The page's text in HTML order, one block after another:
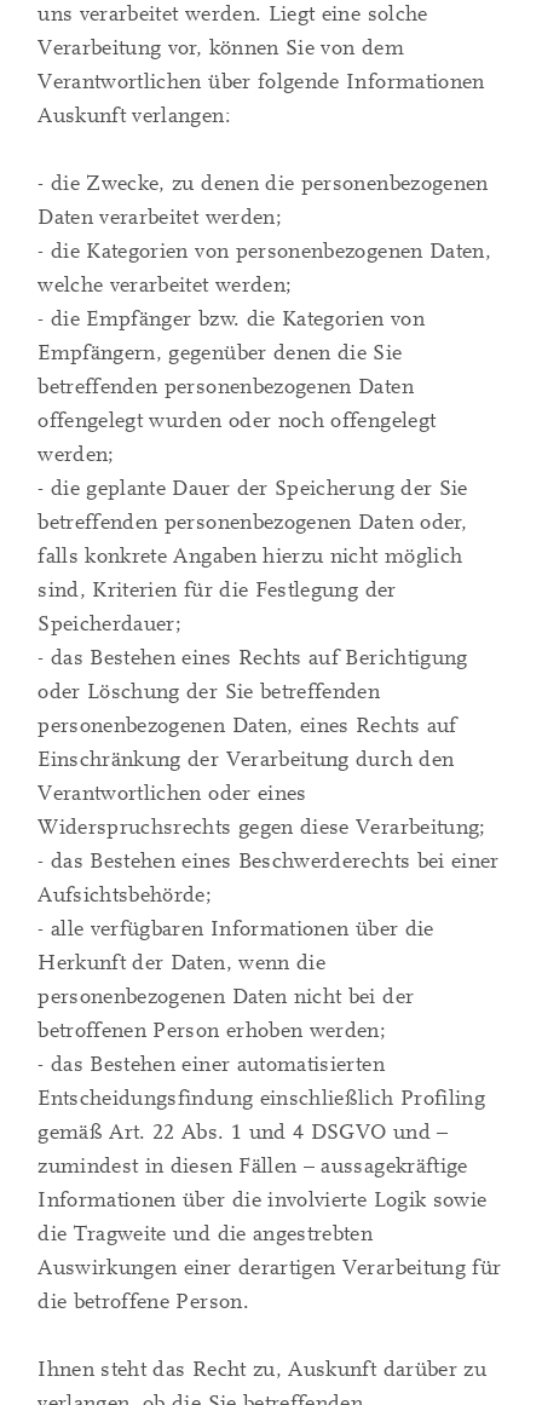
uns verarbeitet werden. Liegt eine solche
Verarbeitung vor, können Sie von dem
Verantwortlichen über folgende Informationen
Auskunft verlangen:
- die Zwecke, zu denen die personenbezogenen
Daten verarbeitet werden;
- die Kategorien von personenbezogenen Daten,
welche verarbeitet werden;
- die Empfänger bzw. die Kategorien von
Empfängern, gegenüber denen die Sie
betreffenden personenbezogenen Daten
offengelegt wurden oder noch offengelegt
werden;
- die geplante Dauer der Speicherung der Sie
betreffenden personenbezogenen Daten oder,
falls konkrete Angaben hierzu nicht möglich
sind, Kriterien für die Festlegung der
Speicherdauer;
- das Bestehen eines Rechts auf Berichtigung
oder Löschung der Sie betreffenden
personenbezogenen Daten, eines Rechts auf
Einschränkung der Verarbeitung durch den
Verantwortlichen oder eines
Widerspruchsrechts gegen diese Verarbeitung;
- das Bestehen eines Beschwerderechts bei einer
Aufsichtsbehörde;
- alle verfügbaren Informationen über die
Herkunft der Daten, wenn die
personenbezogenen Daten nicht bei der
betroffenen Person erhoben werden;
- das Bestehen einer automatisierten
Entscheidungsfindung einschließlich Profiling
gemäß Art. 22 Abs. 1 und 4 DSGVO und –
zumindest in diesen Fällen – aussagekräftige
Informationen über die involvierte Logik sowie
die Tragweite und die angestrebten
Auswirkungen einer derartigen Verarbeitung für
die betroffene Person.
Ihnen steht das Recht zu, Auskunft darüber zu